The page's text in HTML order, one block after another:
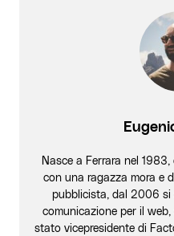
Nasce a Ferrara nel
con una ragazza mora e
pubblicista, dal 2006 si
comunicazione per il
stato vicepresidente di